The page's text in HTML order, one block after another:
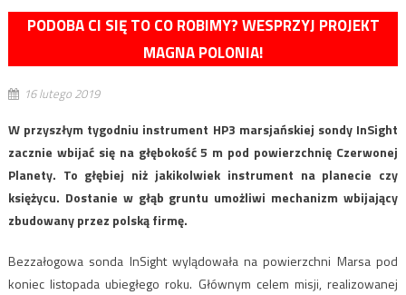
PODOBA CI SIĘ TO CO ROBIMY? WESPRZYJ PROJEKT
MAGNA POLONIA!
16 lutego 2019
W przyszłym tygodniu instrument HP3 marsjańskiej sondy InSight
zacznie wbijać się na głębokość 5 m pod powierzchnię Czerwonej
Planety. To głębiej niż jakikolwiek instrument na planecie czy
księżycu. Dostanie w głąb gruntu umożliwi mechanizm wbijający
zbudowany przez polską firmę.
Bezzałogowa sonda InSight wylądowała na powierzchni Marsa pod
koniec listopada ubiegłego roku. Głównym celem misji, realizowanej